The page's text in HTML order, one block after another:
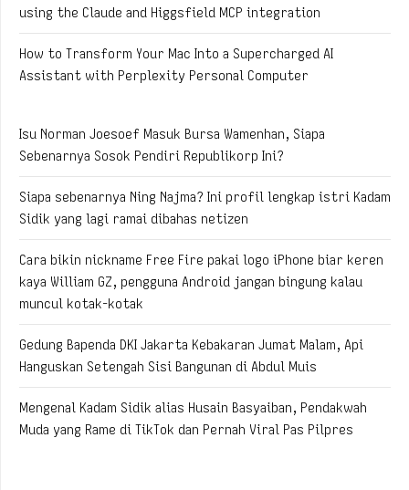
using the Claude and Higgsfield MCP integration
How to Transform Your Mac Into a Supercharged AI
Assistant with Perplexity Personal Computer
Isu Norman Joesoef Masuk Bursa Wamenhan, Siapa
Sebenarnya Sosok Pendiri Republikorp Ini?
Siapa sebenarnya Ning Najma? Ini profil lengkap istri Kadam
Sidik yang lagi ramai dibahas netizen
Cara bikin nickname Free Fire pakai logo iPhone biar keren
kaya William GZ, pengguna Android jangan bingung kalau
muncul kotak-kotak
Gedung Bapenda DKI Jakarta Kebakaran Jumat Malam, Api
Hanguskan Setengah Sisi Bangunan di Abdul Muis
Mengenal Kadam Sidik alias Husain Basyaiban, Pendakwah
Muda yang Rame di TikTok dan Pernah Viral Pas Pilpres